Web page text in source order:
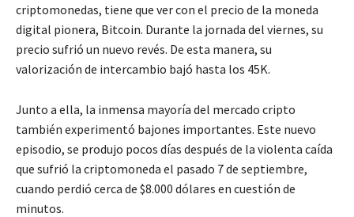
criptomonedas, tiene que ver con el precio de la moneda
digital pionera, Bitcoin. Durante la jornada del viernes, su
precio sufrió un nuevo revés. De esta manera, su
valorización de intercambio bajó hasta los 45K.
Junto a ella, la inmensa mayoría del mercado cripto
también experimentó bajones importantes. Este nuevo
episodio, se produjo pocos días después de la violenta caída
que sufrió la criptomoneda el pasado 7 de septiembre,
cuando perdió cerca de $8.000 dólares en cuestión de
minutos.